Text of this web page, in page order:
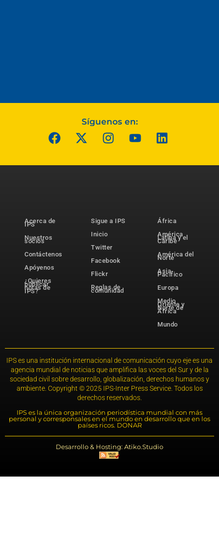
Síguenos en:
Acerca de
IPS
Nuestros
socios
Contáctenos
Apóyenos
¿Quieres
publicar
notas de
IPS?
Sigue a IPS
Inicio
Twitter
Facebook
Flickr
Reglas de
comunidad
África
América
Latina y el
Caribe
América del
Norte
Asia-
Pacífico
Europa
Medio
Oriente y
Norte de
África
Mundo
IPS es una institución internacional de comunicación cuyo eje es una
agencia mundial de noticias que amplifica las voces del Sur y de la
sociedad civil sobre desarrollo, globalización, derechos humanos y
ambiente. Copyright © 2025 IPS-Inter Press Service. Todos los
derechos reservados.
IPS es la única organización periodística mundial con más
personal y corresponsales en el mundo en desarrollo que en los
países ricos. DONAR
Desarrollo & Hosting: Atiko.Studio